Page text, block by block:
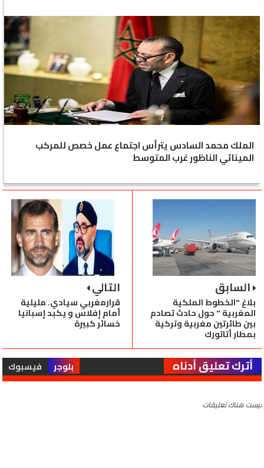
الملك محمد السادس يترأس اجتماع عمل خصص للمركب
المينائي الناظور غرب المتوسط
التالي
قرارمغربي سيادي. مليلية
أمام إفلاس و يكبد إسبانيا
خسائر كبيرة
السابق
بلاغ "الخطوط الملكية
المغربية " حول حادث تصادم
بين طائرتين مغربية وتركية
بمطار أتاتورك
أترك تعليق أدناه بلوجر فيسبوك
ليست هناك تعليقات